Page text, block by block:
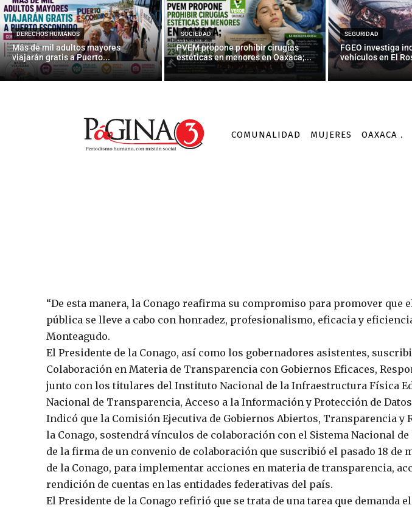
DERECHOS HUMANOS
Más de mil adultos mayores
viajarán gratis a Puerto...
SOCIEDAD
PVEM propone prohibir cirugías
estéticas en menores en Oaxaca;...
SEGURIDAD
FGEO investiga
vehículos en El
COMUNALIDAD MUJERES OAXACA
Por AGENCIA
“De esta manera, la Conago reafirma su compromiso para promover que
pública se lleve a cabo con honradez, profesionalismo, eficacia y
Monteagudo.
El Presidente de la Conago, así como los gobernadores asistentes,
Colaboración en Materia de Transparencia con Gobiernos Eficaces,
junto con los titulares del Instituto Nacional de la Infraestructura Física
Nacional de Transparencia, Acceso a la Información y Protección de
Indicó que la Comisión Ejecutiva de Gobiernos Abiertos, Transparencia y
la Conago, sostendrá vínculos de colaboración con el Sistema Nacional
de la firma de un convenio de colaboración que suscribió el pasado 18 de
de la Conago, para implementar acciones en materia de transparencia,
rendición de cuentas en las entidades federativas del país.
El Presidente de la Conago refirió que se trata de una tarea que demanda